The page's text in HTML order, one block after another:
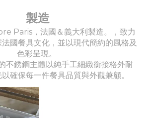
製造
Paris，法國＆義大利製造。，致力
國餐具文化，並以現代簡約的風格及
色彩呈現。
不銹鋼主體以純手工細緻銜接格外耐
確保每一件餐具品質與外觀兼顧。